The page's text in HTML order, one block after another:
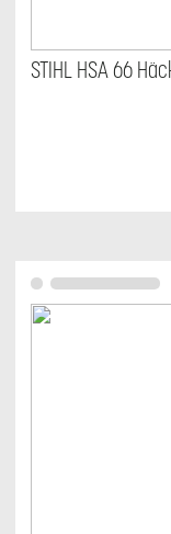
STIHL HSA 66